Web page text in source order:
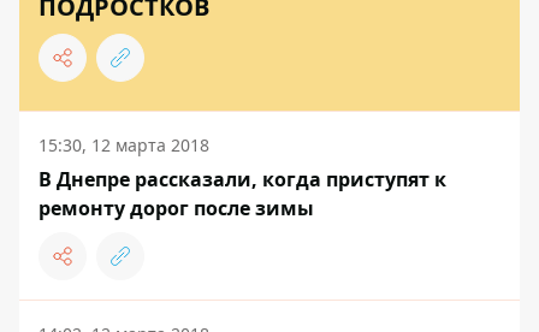
ПОДРОСТКОВ
15:30, 12 марта 2018
В Днепре рассказали, когда приступят к
ремонту дорог после зимы